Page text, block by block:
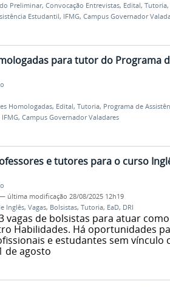
Preliminar, Convocação Entrevistas, Edital, Tutoria,
Estudantil, IFMG, Campus Governador
para tutor do Programa
Homologadas, Edital, Tutoria, Programa de
IFMG, Campus Governador Valadares
e tutores para o curso
última modificação 28/08/2025 12h19
Inglês, Vagas, Bolsistas, Tutoria, EaD, DRI
vagas de bolsistas para atuar
Habilidades. Há oportunidades
e estudantes sem vínculo
de agosto